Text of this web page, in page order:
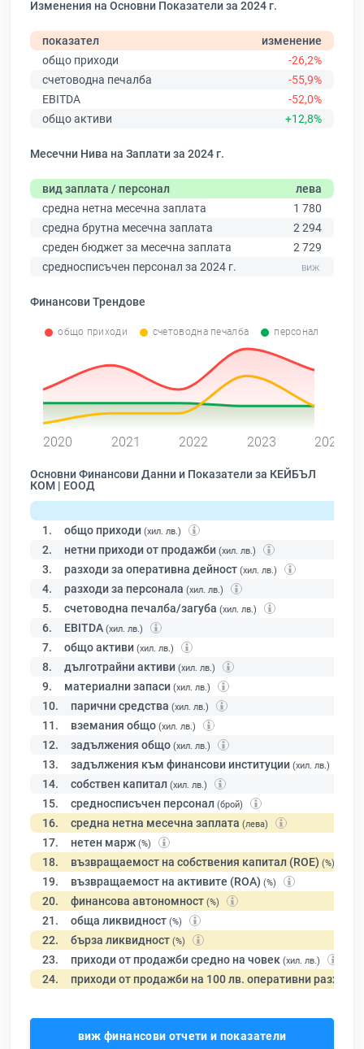
Изменения на Основни Показатели за 2024 г.
показател
изменение
общо приходи
-26,2%
счетоводна печалба
-55,9%
EBITDA
-52,0%
общо активи
+12,8%
Месечни Нива на Заплати за 2024 г.
вид заплата / персонал
лева
средна нетна месечна заплата
1 780
средна брутна месечна заплата
2 294
среден бюджет за месечна заплата
2 729
средносписъчен персонал за 2024 г.
Финансови Трендове
общо приходи счетоводна печалба персонал
2020 2021 2022 2023 2024
Основни Финансови Данни и Показатели за КЕЙБЪЛ
КОМ | ЕООД
1. общо приходи (хил. лв.)
2. нетни приходи от продажби (хил. лв.)
3. разходи за оперативна дейност (хил. лв.)
4. разходи за персонала (хил. лв.)
5. счетоводна печалба/загуба (хил. лв.)
6. EBITDA (хил. лв.)
7. общо активи (хил. лв.)
8. дълготрайни активи (хил. лв.)
9. материални запаси (хил. лв.)
10. парични средства (хил. лв.)
11. вземания общо (хил. лв.)
12. задължения общо (хил. лв.)
13. задължения към финансови институции (хил. лв.)
14. собствен капитал (хил. лв.)
15. средносписъчен персонал (брой)
16. средна нетна месечна заплата (лева)
17. нетен марж (%)
18. възвращаемост на собствения капитал (ROE) (%)
19. възвращаемост на активите (ROA) (%)
20. финансова автономност (%)
21. обща ликвидност (%)
22. бърза ликвидност (%)
23. приходи от продажби средно на човек (хил. лв.)
24. приходи от продажби на 100 лв. оперативни разходи
виж финансови отчети и показатели